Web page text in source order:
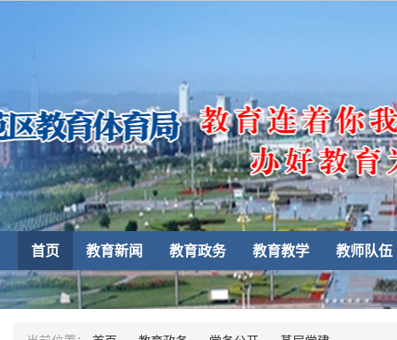
首页 教育新闻 教育政务 教育教学 教师队伍